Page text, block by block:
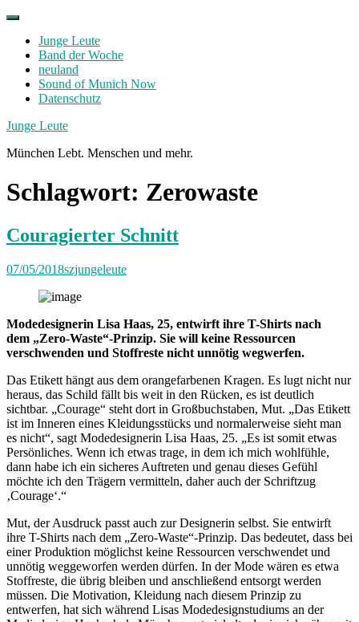
Skip
contentJunge Leute
Band der Woche
neuland
Sound of Munich Now
Datenschutz
Facebook
Twitter
Instagram
Junge Leute
München Lebt. Menschen und mehr.
Schlagwort: Zerowaste
Couragierter Schnitt
07/05/2018szjungeleute
Modedesignerin Lisa Haas, 25, entwirft ihre T-Shirts nach
dem „Zero-Waste“-Prinzip. Sie will keine Ressourcen
verschwenden und Stoffreste nicht unnötig wegwerfen.
Das Etikett hängt aus dem orangefarbenen Kragen. Es lugt nicht nur
heraus, das Schild fällt bis weit in den Rücken, es ist deutlich
sichtbar. „Courage“ steht dort in Großbuchstaben, Mut. „Das Etikett
ist im Inneren eines Kleidungsstücks und normalerweise sieht man
es nicht“, sagt Modedesignerin Lisa Haas, 25. „Es ist somit etwas
Persönliches. Wenn ich etwas trage, in dem ich mich wohlfühle,
dann habe ich ein sicheres Auftreten und genau dieses Gefühl
möchte ich den Trägern vermitteln, daher auch der Schriftzug
‚Courage‘.“
Mut, der Ausdruck passt auch zur Designerin selbst. Sie entwirft
ihre T-Shirts nach dem „Zero-Waste“-Prinzip. Das bedeutet, dass bei
einer Produktion möglichst keine Ressourcen verschwendet und
unnötig weggeworfen werden dürfen. In der Mode wären es etwa
Stoffreste, die übrig bleiben und anschließend entsorgt werden
müssen. Die Motivation, Kleidung nach diesem Prinzip zu
entwerfen, hat sich während Lisas Modedesignstudiums an der